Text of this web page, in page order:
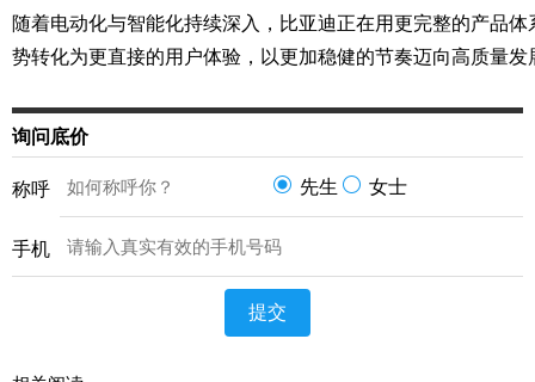
随着电动化与智能化持续深入，比亚迪正在用更完整的产品
势转化为更直接的用户体验，以更加稳健的节奏迈向高质量发
询问底价
称呼 先生 女士
手机
提交